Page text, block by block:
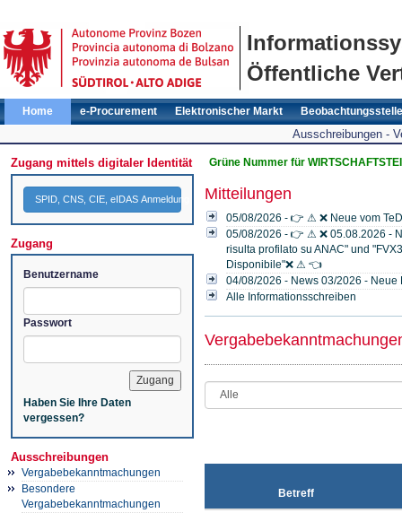
Öffentliche
Home e-Procurement Elektronischer Markt Beobachtungsstelle
Ausschreibungen -
Zugang mittels digitaler Identität
SPID, CNS, CIE, eIDAS Anmeldung
Zugang
Benutzername
Passwort
Haben Sie Ihre Daten
vergessen?
Ausschreibungen
Vergabebekanntmachungen
Besondere
Vergabebekanntmachungen
Grüne Nummer für
Mitteilungen
05/08/2026 - 👉 ⚠ ❌ Neue vom
05/08/2026 - 👉 ⚠ ❌ 05.08.2026 -
risulta profilato su ANAC" und
Disponibile"❌ ⚠ 👈
04/08/2026 - News 03/2026 -
Alle Informationsschreiben
Betreff